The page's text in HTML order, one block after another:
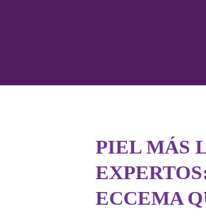
PIEL MÁS
ECCEMA